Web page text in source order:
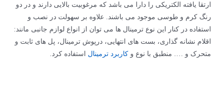
ارتقا­ یافته الکتریکی را دارا می­ باشد که مرغوبیت بالایی دارند و در دو
رنگ کرم و طوسی موجود می­ باشند. علاوه بر سهولت در نصب و
استفاده در کنار این نوع ترمینال­ ها می توان از انواع لوازم­ جانبی مانند:
اقلام نشانه­ گذاری، بست­ های انتهایی، درپوش ترمینال، پل­ های ثابت و
متحرک و …. منطبق با نوع و کاربرد ترمینال استفاده کرد.